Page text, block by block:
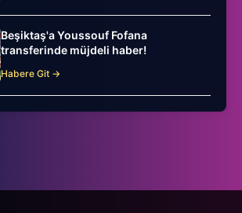
Beşiktaş'a Youssouf Fofana
transferinde müjdeli haber!
Habere Git →